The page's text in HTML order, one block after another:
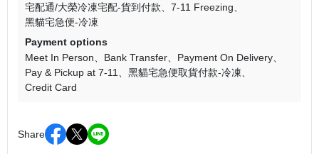
宅配通/大榮冷凍宅配-貨到付款
7-11 Freezing
黑貓宅急便-冷凍
Payment options
Meet In Person
Bank Transfer
Payment On Delivery
Pay & Pickup at 7-11
黑貓宅急便取貨付款-冷凍
Credit Card
Share